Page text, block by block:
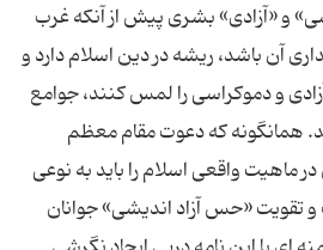
و «آزادی» بشری پیش از آنکه غرب
آن باشد، ریشه در دین اسلام دارد و
و دموکراسی را لمس کنند، جوامع
همانگونه که دعوت مقام معظم
واقعی اسلام را باید به نوعی
«حس آزاد اندیشی» جوانان